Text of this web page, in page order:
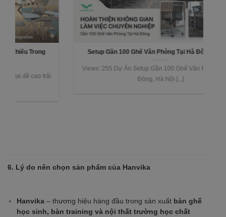
Setup Gần 100 Ghế Văn Phòng Tại Hà Đông, Hà Nội
Views: 255 Dự Án Setup Gần 100 Ghế Văn Phòng Tại Hà
6. Lý do nên chọn sản phẩm của Hanvika
Hanvika – thương hiệu hàng đầu trong sản xuất bàn ghế
học sinh, bàn training và nội thất trường học chất